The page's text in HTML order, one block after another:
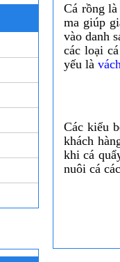
Cá rồng
ma giúp
vào danh
các loại
yếu là vách
Các kiểu
khách
khi cá
nuôi cá